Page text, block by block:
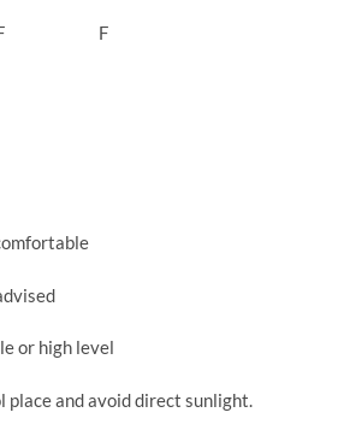
F
or high level
place and avoid direct sunlight.